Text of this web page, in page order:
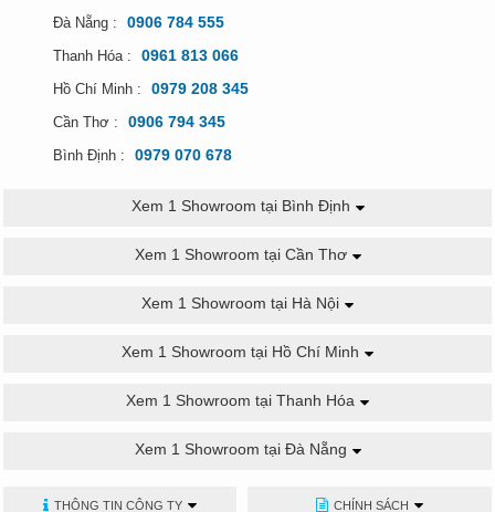
Đà Nẵng : 0906 784 555
Thanh Hóa : 0961 813 066
Hồ Chí Minh : 0979 208 345
Cần Thơ : 0906 794 345
Bình Định : 0979 070 678
Xem 1 Showroom tại Bình Định
Xem 1 Showroom tại Cần Thơ
Xem 1 Showroom tại Hà Nội
Xem 1 Showroom tại Hồ Chí Minh
Xem 1 Showroom tại Thanh Hóa
Xem 1 Showroom tại Đà Nẵng
THÔNG TIN CÔNG TY CHÍNH SÁCH